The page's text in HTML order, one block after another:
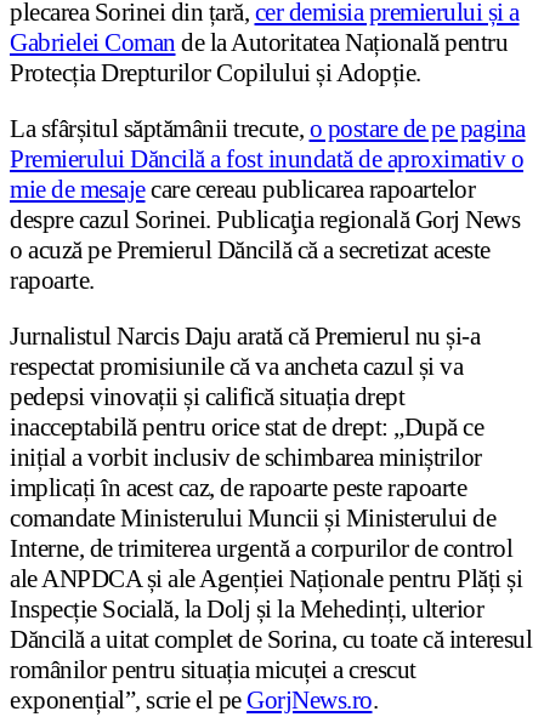
plecarea Sorinei din țară, cer demisia premierului și a
Gabrielei Coman de la Autoritatea Națională pentru
Protecția Drepturilor Copilului și Adopție.
La sfârșitul săptămânii trecute, o postare de pe pagina
Premierului Dăncilă a fost inundată de aproximativ o
mie de mesajecare cereau publicarea rapoartelor
despre cazul Sorinei. Publicaţia regională Gorj News
o acuză pe Premierul Dăncilă că a secretizat aceste
rapoarte.
Jurnalistul Narcis Daju arată că Premierul nu și-a
respectat promisiunile că va ancheta cazul și va
pedepsi vinovații și califică situația drept
inacceptabilă pentru orice stat de drept: „După ce
inițial a vorbit inclusiv de schimbarea miniștrilor
implicați în acest caz, de rapoarte peste rapoarte
comandate Ministerului Muncii și Ministerului de
Interne, de trimiterea urgentă a corpurilor de control
ale ANPDCA și ale Agenției Naționale pentru Plăți și
Inspecție Socială, la Dolj și la Mehedinți, ulterior
Dăncilă a uitat complet de Sorina, cu toate că interesul
românilor pentru situația micuței a crescut
exponențial”, scrie el peGorjNews.ro.